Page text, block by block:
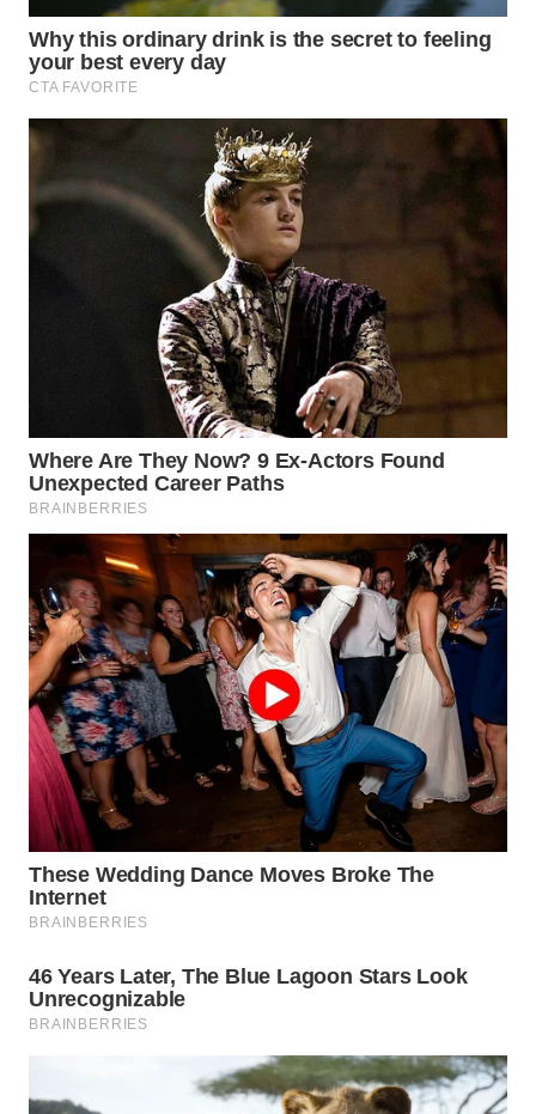
TAPANULI
SELATAN
WN
KARO
WN
TAPANULI
TENGAH
WN DELI
SERDANG
WN
TEBING
TINGGI
WN
PAKPAK
WN
KARAWANG
WN
BEKASI
BOGOR